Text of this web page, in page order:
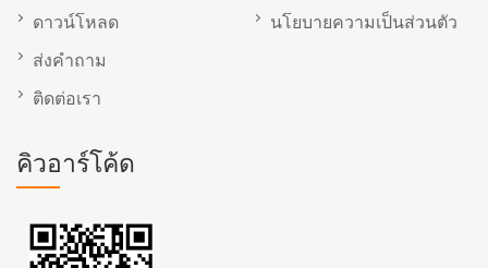
ดาวน์โหลด
ส่งคำถาม
ติดต่อเรา
นโยบายความเป็นส่วนตัว
คิวอาร์โค้ด